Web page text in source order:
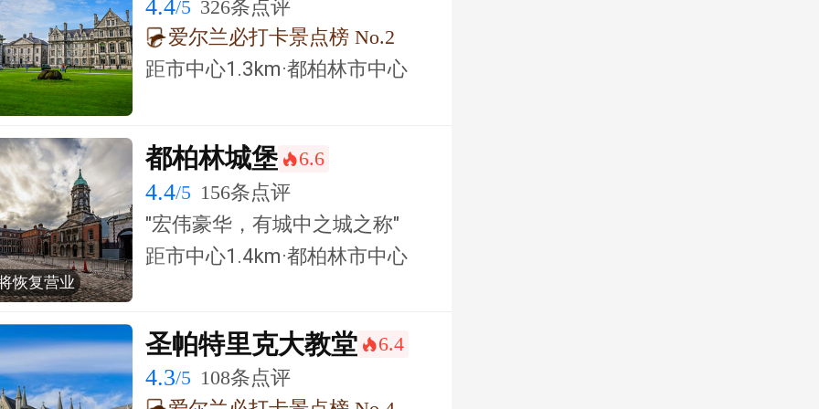
4.4/5 326条点评
爱尔兰必打卡景点榜 No.2
距市中心1.3km·都柏林市中心
恢复营业
都柏林城堡 󰺂6.6
4.4/5 156条点评
"宏伟豪华，有城中之城之称"
历史建筑
距市中心1.4km·都柏林市中心
圣帕特里克大教堂 󰺂6.4
4.3/5 108条点评